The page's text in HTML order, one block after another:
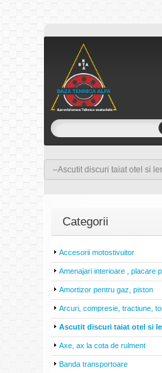
Categorii
Accesorii motostivuitor
Amenajari interioare , placare
Amortizor pentru gaz, piston
Arcuri, compresie, tractiune,
Ascutit discuri taiat otel si
Axe, ax la cota de rulment
Banda transportoare